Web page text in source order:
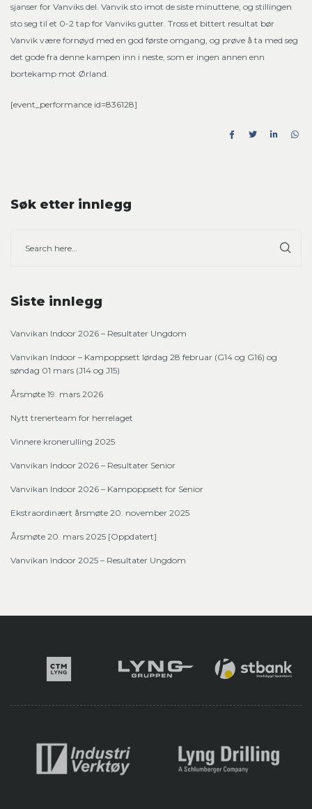
sjanser for Vanviks del. Vanvik sto imot de siste minuttene, og stillingen
sto seg til et 0-2 tap for Vanviks gutter. Tross et bittert resultat bør
Vanvik være fornøyd med en god første omgang, og prøve å ta med seg
det gode fra denne kampen inn i neste, som er ingen annen enn
bortekamp mot Ørland.
[event_performance id=836128]
Søk etter innlegg
Siste innlegg
Vanvikan Indoor 2026 – Resultater Ungdom
Vanvikan Indoor – Kampoppsett lørdag 28 februar (G14 og G16) og
søndag 01 mars (J14 og J15)
Årsmøte 19. mars 2026
Nytt trenerteam for herrelaget
Vinnere kronerulling 2025
Vanvikan Indoor 2026 – Resultater Senior
Vanvikan Indoor 2026 – Kampoppsett for Senior
Ekstraordinært årsmøte 20. november 2025
Årsmøte 20. mars 2025 [Oppdatert]
Vanvikan Indoor 2025 – Resultater Ungdom